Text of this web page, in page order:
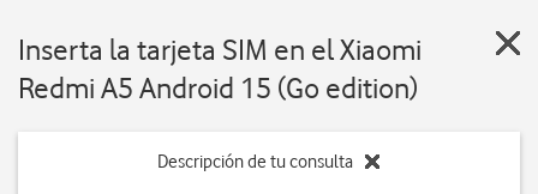
Inserta la tarjeta SIM en el Xiaomi
Redmi A5 Android 15 (Go edition)
Descripción de tu consulta